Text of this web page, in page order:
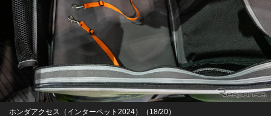
ホンダアクセス（インターペット2024）（18/20）